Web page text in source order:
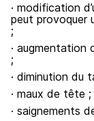
· modification
peut provoquer
;
· augmentation
;
· diminution du
· maux de tête ;
· saignements